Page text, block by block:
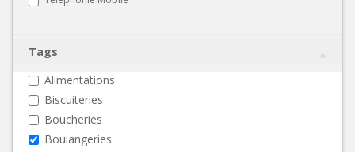
Tags
Alimentations
Biscuiteries
Boucheries
Boulangeries